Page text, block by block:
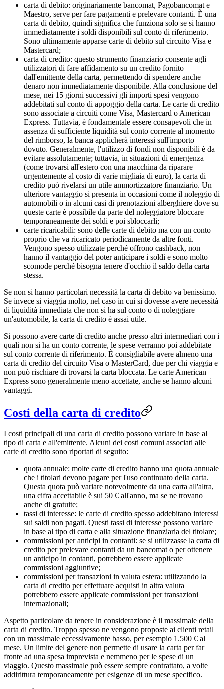
carta di debito: originariamente bancomat, Pagobancomat e
Maestro, serve per fare pagamenti e prelevare contanti. È una
carta di debito, quindi significa che funziona solo se si hanno
immediatamente i soldi disponibili sul conto di riferimento.
Sono ultimamente apparse carte di debito sul circuito Visa e
Mastercard;
carta di credito: questo strumento finanziario consente agli
utilizzatori di fare affidamento su un credito fornito
dall'emittente della carta, permettendo di spendere anche
denaro non immediatamente disponibile. Alla conclusione del
mese, nei 15 giorni successivi gli importi spesi vengono
addebitati sul conto di appoggio della carta. Le carte di credito
sono associate a circuiti come Visa, Mastercard o American
Express. Tuttavia, è fondamentale essere consapevoli che in
assenza di sufficiente liquidità sul conto corrente al momento
del rimborso, la banca applicherà interessi sull'importo
dovuto. Generalmente, l'utilizzo di fondi non disponibili è da
evitare assolutamente; tuttavia, in situazioni di emergenza
(come trovarsi all'estero con una macchina da riparare
urgentemente al costo di varie migliaia di euro), la carta di
credito può rivelarsi un utile ammortizzatore finanziario. Un
ulteriore vantaggio si presenta in occasioni come il noleggio di
automobili o in alcuni casi di prenotazioni alberghiere dove su
queste carte è possibile da parte del noleggiatore bloccare
temporaneamente dei soldi e poi sbloccarli;
carte ricaricabili: sono delle carte di debito ma con un conto
proprio che va ricaricato periodicamente da altre fonti.
Vengono spesso utilizzate perché offrono cashback, non
hanno il vantaggio del poter anticipare i soldi e sono molto
scomode perché bisogna tenere d'occhio il saldo della carta
stessa.
Se non si hanno particolari necessità la carta di debito va benissimo.
Se invece si viaggia molto, nel caso in cui si dovesse avere necessità
di liquidità immediata che non si ha sul conto o di noleggiare
un'automobile, la carta di credito è assai utile.
Si possono avere carte di credito anche presso altri intermediari con i
quali non si ha un conto corrente, le spese verranno poi addebitate
sul conto corrente di riferimento. È consigliabile avere almeno una
carta di credito del circuito Visa o MasterCard, due per chi viaggia e
non può rischiare di trovarsi la carta bloccata. Le carte American
Express sono generalmente meno accettate, anche se hanno alcuni
vantaggi.
Costi della carta di credito
I costi principali di una carta di credito possono variare in base al
tipo di carta e all'emittente. Alcuni dei costi comuni associati alle
carte di credito sono riportati di seguito:
quota annuale: molte carte di credito hanno una quota annuale
che i titolari devono pagare per l'uso continuato della carta.
Questa quota può variare notevolmente da una carta all'altra,
una cifra accettabile è sui 50 € all'anno, ma se ne trovano
anche di gratuite;
tassi di interesse: le carte di credito spesso addebitano interessi
sui saldi non pagati. Questi tassi di interesse possono variare
in base al tipo di carta e alla situazione finanziaria del titolare;
commissioni per anticipi in contanti: se si utilizzasse la carta di
credito per prelevare contanti da un bancomat o per ottenere
un anticipo in contanti, potrebbero essere applicate
commissioni aggiuntive;
commissioni per transazioni in valuta estera: utilizzando la
carta di credito per effettuare acquisti in altra valuta
potrebbero essere applicate commissioni per transazioni
internazionali;
Aspetto particolare da tenere in considerazione è il massimale della
carta di credito. Troppo spesso ne vengono proposte ai clienti retail
con un massimale eccessivamente basso, per esempio 1.500 € al
mese. Un limite del genere non permette di usare la carta per far
fronte ad una spesa imprevista e nemmeno per le spese di un
viaggio. Questo massimale può essere sempre contrattato, a volte
addirittura temporaneamente per esigenze di un mese specifico.